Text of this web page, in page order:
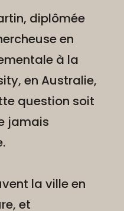
diplômée
en
à la
en Australie,
question soit
jamais
la ville en
et